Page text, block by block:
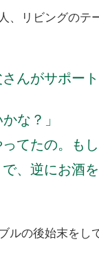
、リビングのテ
んがサポート
な？」
てたの。も
、逆にお酒
ルの後始末をし